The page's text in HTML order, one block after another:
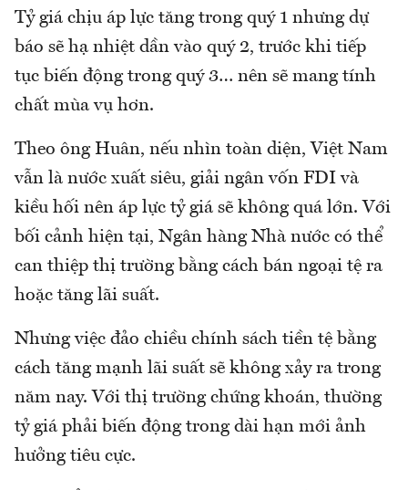
Tỷ giá chịu áp lực tăng trong quý 1 nhưng dự
báo sẽ hạ nhiệt dần vào quý 2, trước khi tiếp
tục biến động trong quý 3… nên sẽ mang tính
chất mùa vụ hơn.
Theo ông Huân, nếu nhìn toàn diện, Việt Nam
vẫn là nước xuất siêu, giải ngân vốn FDI và
kiều hối nên áp lực tỷ giá sẽ không quá lớn. Với
bối cảnh hiện tại, Ngân hàng Nhà nước có thể
can thiệp thị trường bằng cách bán ngoại tệ ra
hoặc tăng lãi suất.
Nhưng việc đảo chiều chính sách tiền tệ bằng
cách tăng mạnh lãi suất sẽ không xảy ra trong
năm nay. Với thị trường chứng khoán, thường
tỷ giá phải biến động trong dài hạn mới ảnh
hưởng tiêu cực.